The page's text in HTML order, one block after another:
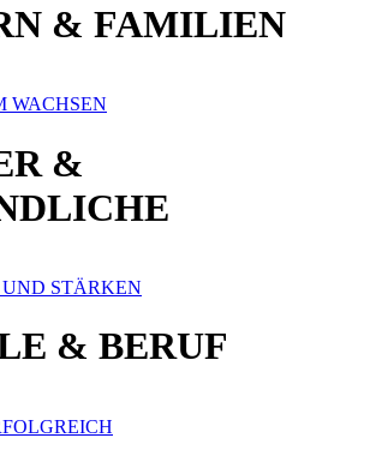
& FAMILIEN
WACHSEN
&
STÄRKEN
& BERUF